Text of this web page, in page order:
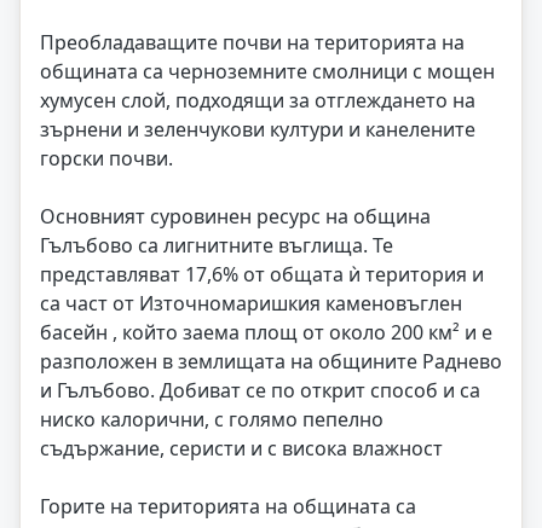
Преобладаващите почви на територията на
общината са черноземните смолници с мощен
хумусен слой, подходящи за отглеждането на
зърнени и зеленчукови култури и канелените
горски почви.
Основният суровинен ресурс на община
Гълъбово са лигнитните въглища. Те
представляват 17,6% от общата ѝ територия и
са част от Източномаришкия каменовъглен
басейн , който заема площ от около 200 км² и е
разположен в землищата на общините Раднево
и Гълъбово. Добиват се по открит способ и са
ниско калорични, с голямо пепелно
съдържание, серисти и с висока влажност
Горите на територията на общината са